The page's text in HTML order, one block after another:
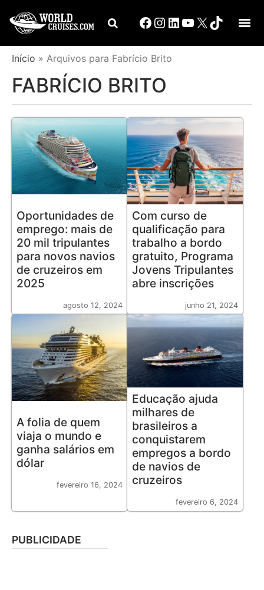
Início » Arquivos para Fabrício Brito
FABRÍCIO BRITO
Oportunidades de
emprego: mais de
20 mil tripulantes
para novos navios
de cruzeiros em
2025
agosto 12, 2024
Com curso de
qualificação para
trabalho a bordo
gratuito, Programa
Jovens Tripulantes
abre inscrições
junho 21, 2024
A folia de quem
viaja o mundo e
ganha salários em
dólar
fevereiro 16, 2024
Educação ajuda
milhares de
brasileiros a
conquistarem
empregos a bordo
de navios de
cruzeiros
fevereiro 6, 2024
PUBLICIDADE